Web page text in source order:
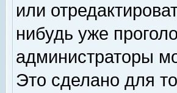
или
нибудь уже
администраторы
Это сделано для